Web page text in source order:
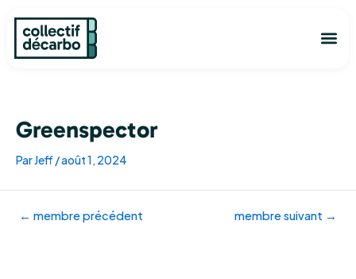
contenu
Greenspector
ParJeff/août 1, 2024
des
articles
← membre précédent membre suivant →